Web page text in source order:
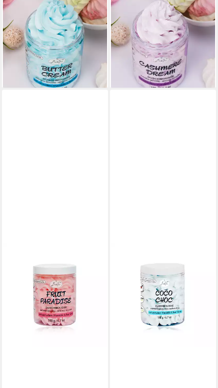
BADEFEE
Duschmousse Butter Cream,
1-tlg., Duschmousse leichte
Körpermousse Pflegedusche
190 g
10,25 €
(53,95 €/ 1 kg)
lieferbar - in 6-7 Werktagen bei dir
BADEFEE
Duschmousse Cashmere
Dream, 1-tlg., Duschmousse
leichte Körpermousse
Pflegedusche 190 g
10,25 €
(53,95 €/ 1 kg)
lieferbar - in 6-7 Werktagen bei dir